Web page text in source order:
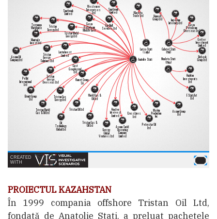
PROIECTUL KAZAHSTAN
În 1999 compania offshore Tristan Oil Ltd,
fondată de Anatolie Stati, a preluat pachetele